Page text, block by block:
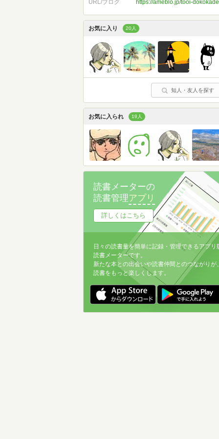
URL/ブログ https://ameblo.jp/tooi-
お気に入り 20人
知人・友人を探す
お気に入られ 19人
読書メーターの
読書管理アプリ
詳しくはこちら
日々の読書量を簡単に記録・管理できるアプリ
読書メーターです。
新たな本との出会いや読書仲間とのつながりが
読書をもっと楽しくします。